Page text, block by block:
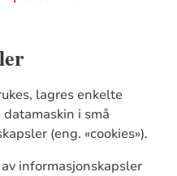
lagres enkelte
i små
(eng. «cookies»).
informasjonskapsler